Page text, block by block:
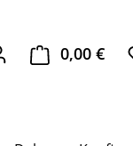
0,00 €